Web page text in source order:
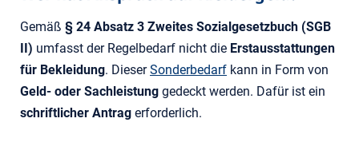
Gemäß § 24 Absatz 3 Zweites Sozialgesetzbuch (SGB
II) umfasst der Regelbedarf nicht die Erstausstattungen
für Bekleidung. DieserSonderbedarf kann in Form von
Geld- oder Sachleistung gedeckt werden. Dafür ist ein
schriftlicher Antrag erforderlich.